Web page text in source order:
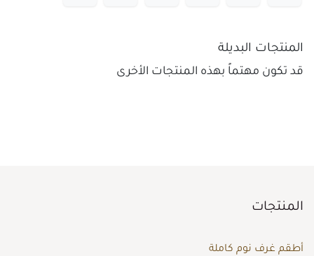
المنتجات البديلة
قد تكون مهتماً بهذه المنتجات الأخرى
المنتجات
أطقم غرف نوم كاملة